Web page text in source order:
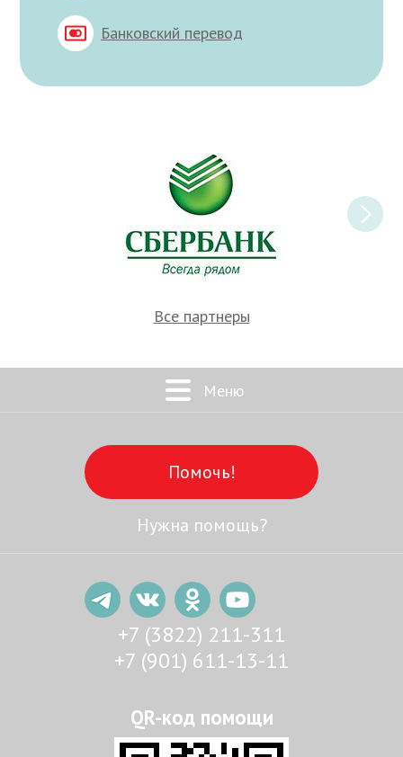
Банковский перевод
Все партнеры
Меню
Помочь!
Нужна помощь?
+7 (3822) 211-311
+7 (901) 611-13-11